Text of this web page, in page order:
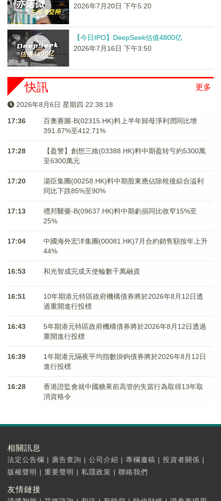
2026年7月20日 下午5:20
【今日IPO】DeepSeek估值4800亿
2026年7月16日 下午3:50
更多
快訊
2026年8月6日 星期四 22:38:18
17:36
百奧賽圖-B(02315.HK)料上半年歸母淨利潤同比增
391.87%至412.71%
17:28
【盈警】創想三維(03388.HK)料中期盈转亏約5300萬
至6300萬元
17:20
湯臣集團(00258.HK)料中期股東應佔除稅後綜合溢利
同比下跌85%至90%
17:13
禮邦醫藥-B(09637.HK)料中期虧損同比收窄15%至
25%
17:04
中國海外宏洋集團(00081.HK)7月合約銷售額按年上升
44%
16:53 和光智成完成天使輪數千萬融資
16:51
10年期港元特區政府機構債券將於2026年8月12日透
過重開進行投標
16:43
5年期港元特區政府機構債券將於2026年8月12日透過
重開進行投標
16:39
1年期港元隔夜平均指數掛鉤債券將於2026年8月12日
進行投標
16:28
香港證監會就中國糖果前高管的失當行為取得13年取
消資格令
相關訊息
法定公告欄 | 廣告查詢 | 公司介紹 | 專欄邀稿 | 投資者關係 |
版權聲明 | 重要聲明 | 私隱政策 | 聯絡我們
友情鏈接